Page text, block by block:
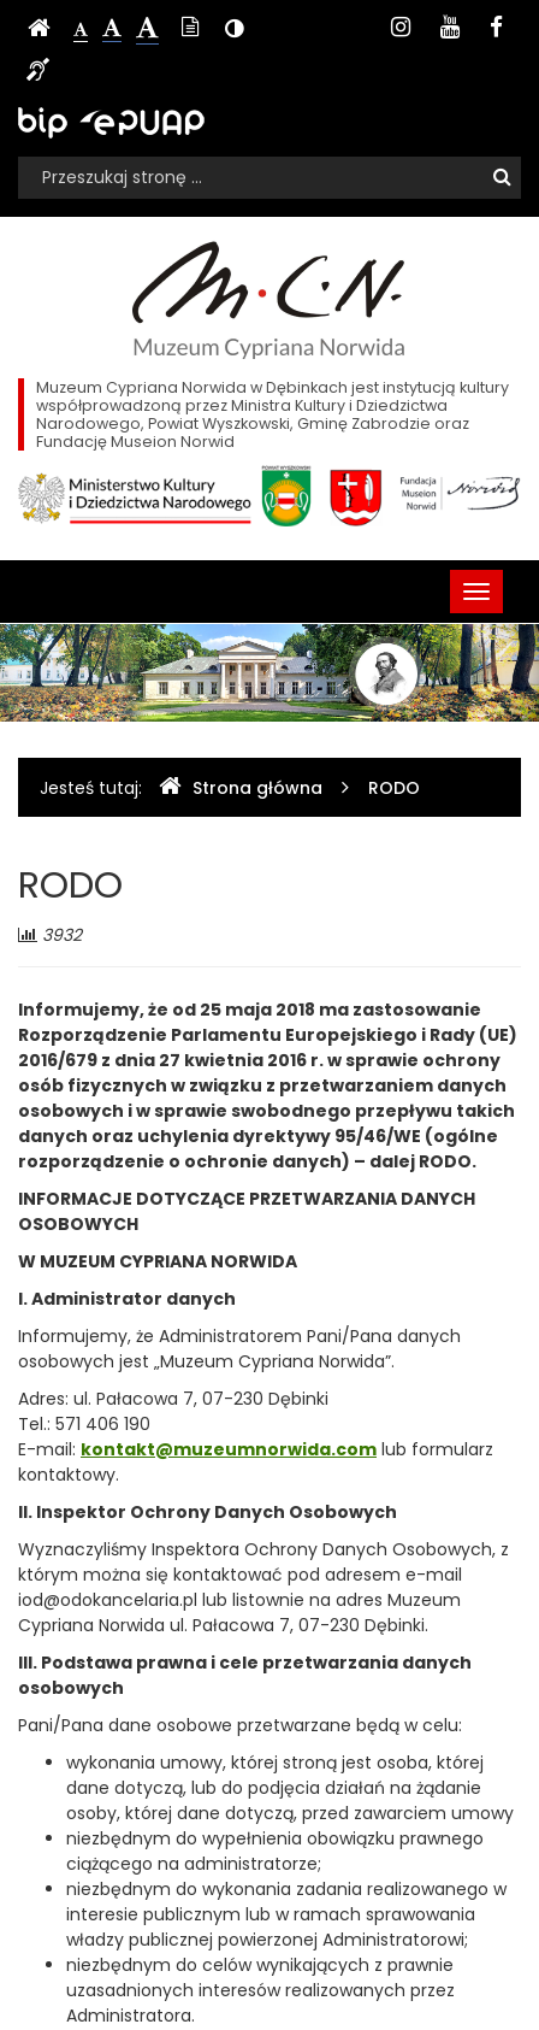
RODO
Muzeum
Cypriana
Norwida
Dębinkach
Ustawienia
strony
Strona
Czcionka,
jej
stronie:
Czcionka
WersjaKontrast
Informacja
niesłyszących
MediaInstagram
Sklep,
BIP,
e-
Biuletyn
Informacji
Publicznej
EPUAP
Wyszukiwarka
Formularz
wyszukiwania
Wyszukiwana
fraza:
Muzeum Cypriana Norwida w Dębinkach jest instytucją kultury
współprowadzoną przez Ministra Kultury i Dziedzictwa
Narodowego, Powiat Wyszkowski, Gminę Zabrodzie oraz
Fundację Museion Norwid
główne
Gdzie
jesteśmy
Jesteś tutaj: Strona główna RODO
RODO
Liczba
3932
Informujemy, że od 25 maja 2018 ma zastosowanie
Rozporządzenie Parlamentu Europejskiego i Rady (UE)
2016/679 z dnia 27 kwietnia 2016 r. w sprawie ochrony
osób fizycznych w związku z przetwarzaniem danych
osobowych i w sprawie swobodnego przepływu takich
danych oraz uchylenia dyrektywy 95/46/WE (ogólne
rozporządzenie o ochronie danych) – dalej RODO.
INFORMACJE DOTYCZĄCE PRZETWARZANIA DANYCH
OSOBOWYCH
W MUZEUM CYPRIANA NORWIDA
I. Administrator danych
Informujemy, że Administratorem Pani/Pana danych
osobowych jest „Muzeum Cypriana Norwida”.
Adres: ul. Pałacowa 7, 07-230 Dębinki
Tel.: 571 406 190
E-mail: kontakt@muzeumnorwida.com lub formularz
kontaktowy.
II. Inspektor Ochrony Danych Osobowych
Wyznaczyliśmy Inspektora Ochrony Danych Osobowych, z
którym można się kontaktować pod adresem e-mail
iod@odokancelaria.pl lub listownie na adres Muzeum
Cypriana Norwida ul. Pałacowa 7, 07-230 Dębinki.
III. Podstawa prawna i cele przetwarzania danych
osobowych
Pani/Pana dane osobowe przetwarzane będą w celu:
wykonania umowy, której stroną jest osoba, której
dane dotyczą, lub do podjęcia działań na żądanie
osoby, której dane dotyczą, przed zawarciem umowy
niezbędnym do wypełnienia obowiązku prawnego
ciążącego na administratorze;
niezbędnym do wykonania zadania realizowanego w
interesie publicznym lub w ramach sprawowania
władzy publicznej powierzonej Administratorowi;
niezbędnym do celów wynikających z prawnie
uzasadnionych interesów realizowanych przez
Administratora.